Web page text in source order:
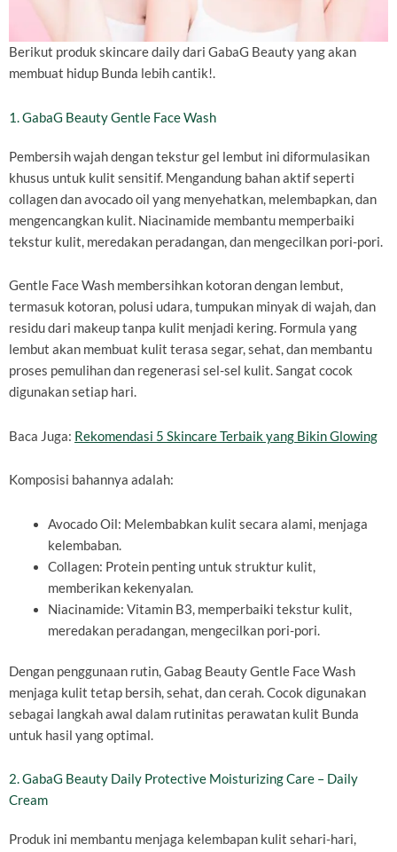
Berikut produk skincare daily dari GabaG Beauty yang akan
membuat hidup Bunda lebih cantik!.
1. GabaG Beauty Gentle Face Wash
Pembersih wajah dengan tekstur gel lembut ini diformulasikan
khusus untuk kulit sensitif. Mengandung bahan aktif seperti
collagen dan avocado oil yang menyehatkan, melembapkan, dan
mengencangkan kulit. Niacinamide membantu memperbaiki
tekstur kulit, meredakan peradangan, dan mengecilkan pori-pori.
Gentle Face Wash membersihkan kotoran dengan lembut,
termasuk kotoran, polusi udara, tumpukan minyak di wajah, dan
residu dari makeup tanpa kulit menjadi kering. Formula yang
lembut akan membuat kulit terasa segar, sehat, dan membantu
proses pemulihan dan regenerasi sel-sel kulit. Sangat cocok
digunakan setiap hari.
Baca Juga: Rekomendasi 5 Skincare Terbaik yang Bikin Glowing
Komposisi bahannya adalah:
Avocado Oil: Melembabkan kulit secara alami, menjaga
kelembaban.
Collagen: Protein penting untuk struktur kulit,
memberikan kekenyalan.
Niacinamide: Vitamin B3, memperbaiki tekstur kulit,
meredakan peradangan, mengecilkan pori-pori.
Dengan penggunaan rutin, Gabag Beauty Gentle Face Wash
menjaga kulit tetap bersih, sehat, dan cerah. Cocok digunakan
sebagai langkah awal dalam rutinitas perawatan kulit Bunda
untuk hasil yang optimal.
2. GabaG Beauty Daily Protective Moisturizing Care – Daily
Cream
Produk ini membantu menjaga kelembapan kulit sehari-hari,